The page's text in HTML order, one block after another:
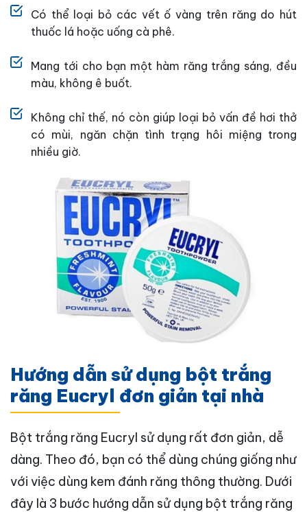
Có thể loại bỏ các vết ố vàng trên răng do hút
thuốc lá hoặc uống cà phê.
Mang tới cho bạn một hàm răng trắng sáng, đều
màu, không ê buốt.
Không chỉ thế, nó còn giúp loại bỏ vấn đề hơi thở
có mùi, ngăn chặn tình trạng hôi miệng trong
nhiều giờ.
Hướng dẫn sử dụng bột trắng
răng Eucryl đơn giản tại nhà
Bột trắng răng Eucryl sử dụng rất đơn giản, dễ
dàng. Theo đó, bạn có thể dùng chúng giống như
với việc dùng kem đánh răng thông thường. Dưới
đây là 3 bước hướng dẫn sử dụng bột trắng răng